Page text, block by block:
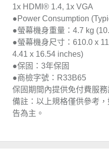
1x HDMI® 1.4, 1x VGA
●Power Consumption
●螢幕機身重量：4.7 kg
●螢幕機身尺寸：610.0 x
4.41 x 16.54 inches)
●保固：3年保固
●商檢字號：R33B65
保固期間內提供免付費服
備註：以上規格僅供參考
告為主。